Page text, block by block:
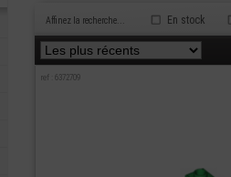
Affinez la recherche... En stock
ref : 6372709